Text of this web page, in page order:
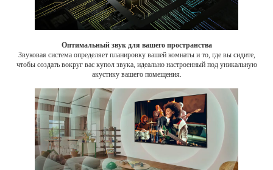
Оптимальный звук для вашего пространства
Звуковая система определяет планировку вашей комнаты и то, где вы сидите,
чтобы создать вокруг вас купол звука, идеально настроенный под уникальную
акустику вашего помещения.